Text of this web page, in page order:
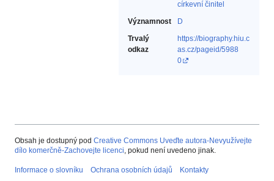
církevní činitel‎
Významnost
D
Trvalý
odkaz
https://biography.hiu.c
as.cz/pageid/5988
0
Obsah je dostupný pod Creative Commons Uveďte autora-Nevyužívejte
dílo komerčně-Zachovejte licenci, pokud není uvedeno jinak.
Informace o slovníku Ochrana osobních údajů Kontakty